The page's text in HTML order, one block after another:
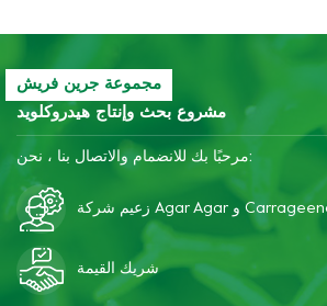
مجموعة جرين فريش
مشروع بحث وإنتاج هيدروكلويد
مرحبًا بك للانضمام والاتصال بنا ، نحن:
شريك القيمة